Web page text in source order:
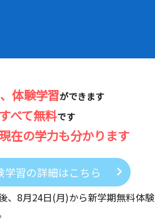
体験学習ができます
すべて無料です
在の学力も分かります
学習の詳細はこちら
8月24日(月)から新学期無料体験